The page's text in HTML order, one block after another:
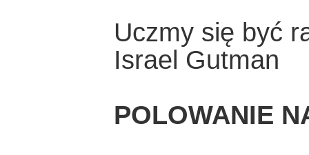
Uczmy się być
Israel Gutman
POLOWANIE